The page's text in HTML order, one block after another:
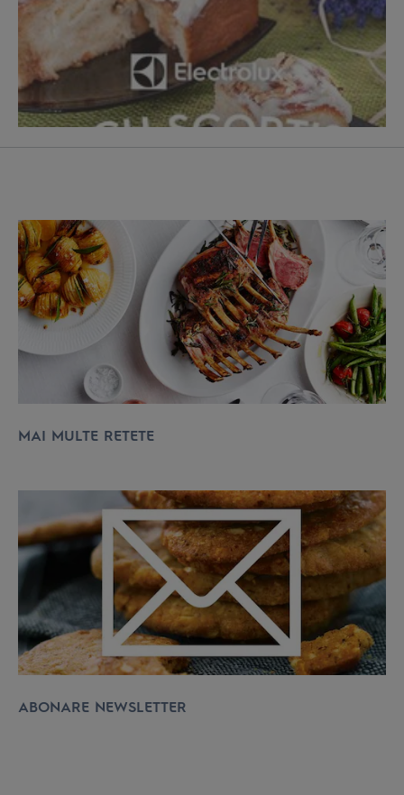
MAI MULTE RETETE
ABONARE NEWSLETTER